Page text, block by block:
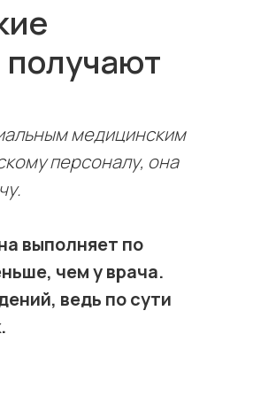
получают
медицинским
персоналу, она
выполняет по
чем у врача.
ведь по сути